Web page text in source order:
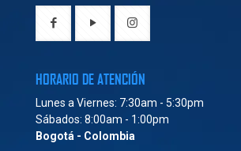
HORARIO DE ATENCIÓN
Lunes a Viernes: 7:30am - 5:30pm
Sábados: 8:00am - 1:00pm
Bogotá - Colombia